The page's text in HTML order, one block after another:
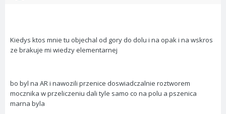
Kiedys ktos mnie tu objechal od gory do dolu i na opak i na wskros
ze brakuje mi wiedzy elementarnej
bo byl na AR i nawozili przenice doswiadczalnie roztworem
mocznika w przeliczeniu dali tyle samo co na polu a pszenica
marna byla